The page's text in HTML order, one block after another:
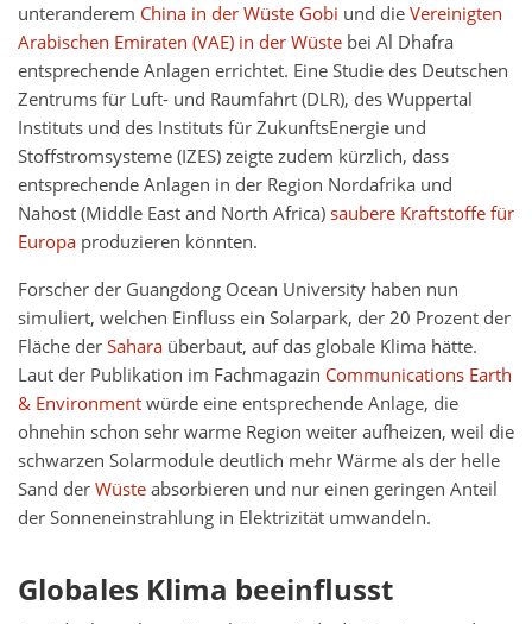
unteranderem China in der Wüste Gobi und dieVereinigten
Arabischen Emiraten (VAE) in der Wüste bei Al Dhafra
entsprechende Anlagen errichtet. Eine Studie des Deutschen
Zentrums für Luft- und Raumfahrt (DLR), des Wuppertal
Instituts und des Instituts für ZukunftsEnergie und
Stoffstromsysteme (IZES) zeigte zudem kürzlich, dass
entsprechende Anlagen in der Region Nordafrika und
Nahost (Middle East and North Africa)saubere Kraftstoffe für
Europa produzieren könnten.
Forscher der Guangdong Ocean University haben nun
simuliert, welchen Einfluss ein Solarpark, der 20 Prozent der
Fläche derSahara überbaut, auf das globale Klima hätte.
Laut der Publikation im Fachmagazin Communications Earth
& Environmentwürde eine entsprechende Anlage, die
ohnehin schon sehr warme Region weiter aufheizen, weil die
schwarzen Solarmodule deutlich mehr Wärme als der helle
Sand derWüsteabsorbieren und nur einen geringen Anteil
der Sonneneinstrahlung in Elektrizität umwandeln.
Globales Klima beeinflusst